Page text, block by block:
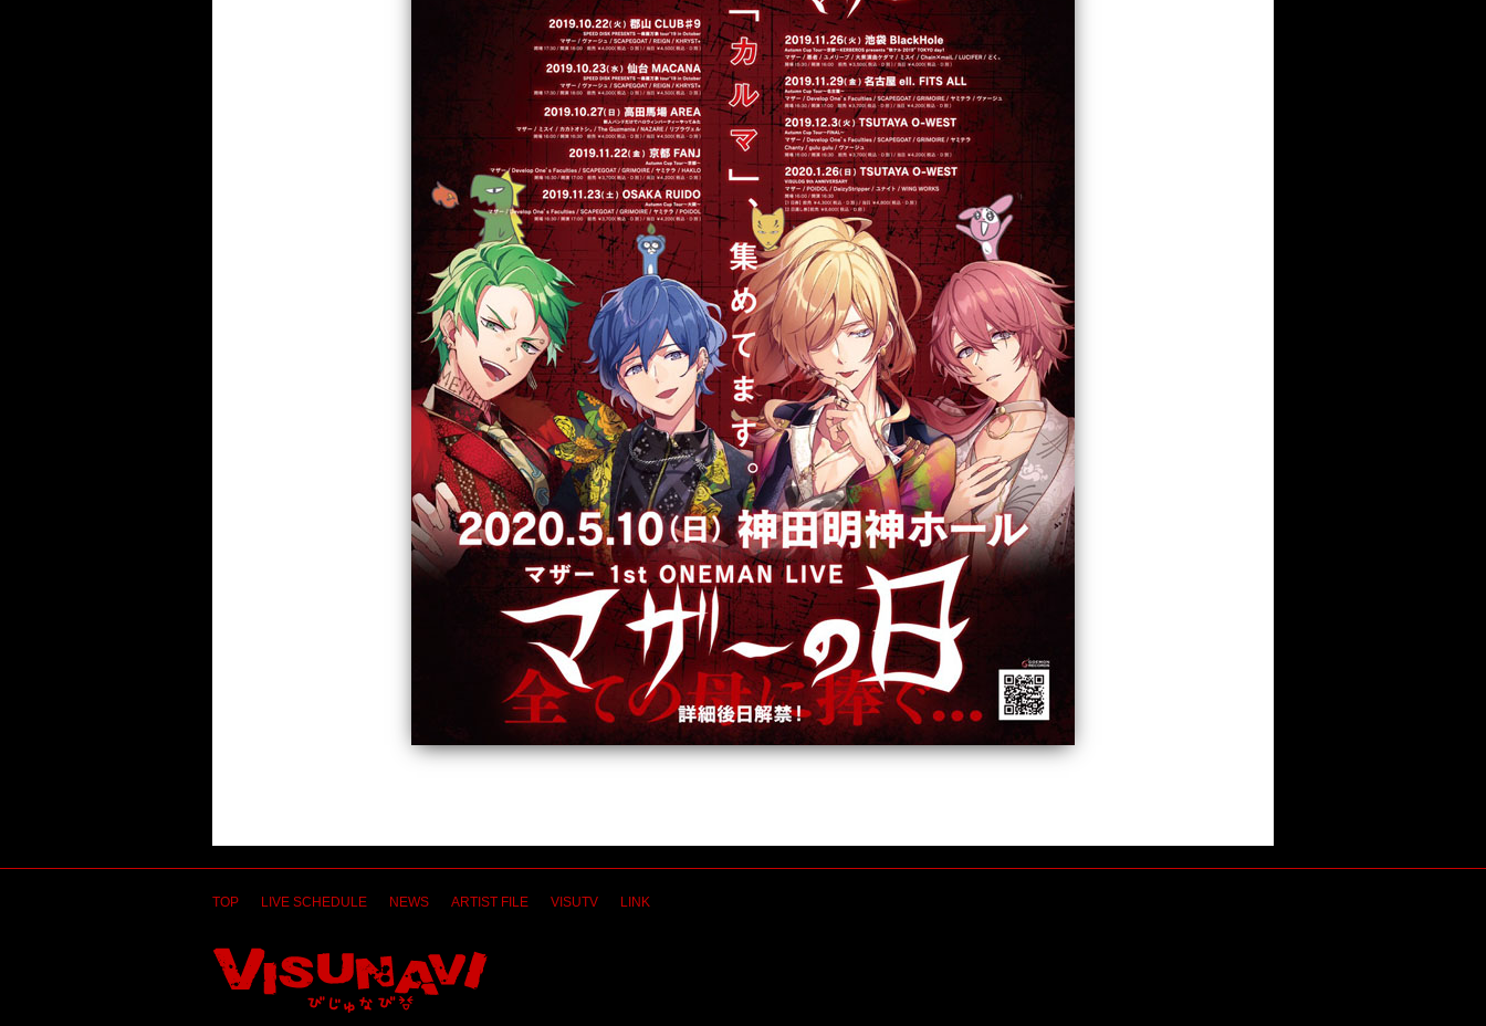
TOP LIVE SCHEDULE NEWS ARTIST FILE VISUTV LINK